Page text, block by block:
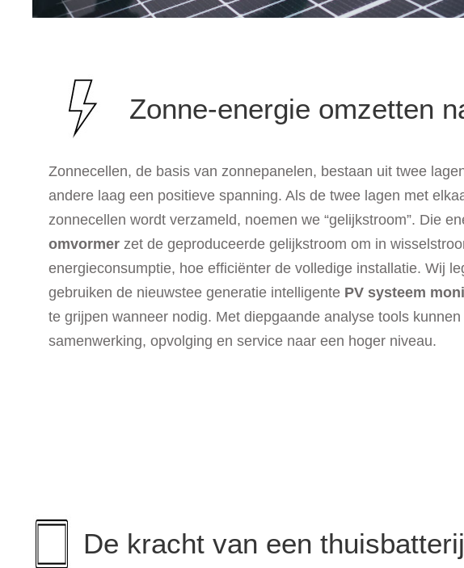
Zonne-energie omzetten
Zonnecellen, de basis van zonnepanelen, bestaan uit twee
andere laag een positieve spanning. Als de twee lagen met
zonnecellen wordt verzameld, noemen we “gelijkstroom”. Die
omvormer zet de geproduceerde gelijkstroom om in
energieconsumptie, hoe efficiënter de volledige installatie. Wij
gebruiken de nieuwstee generatie intelligente PV systeem
te grijpen wanneer nodig. Met diepgaande analyse tools
samenwerking, opvolging en service naar een hoger niveau.
De kracht van een thuisbatterij